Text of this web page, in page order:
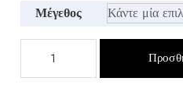
€27,99.
είναι:
€13,99.
Μέγεθος
φούτερ